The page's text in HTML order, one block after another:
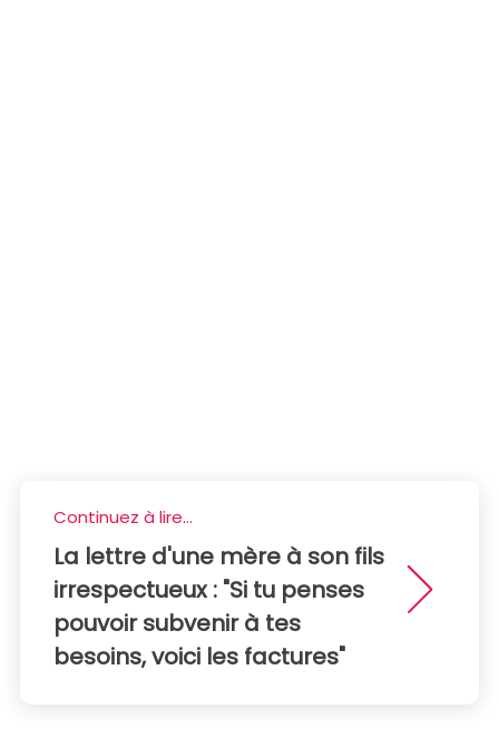
Continuez à lire...
La lettre d'une mère à son fils
irrespectueux : "Si tu penses
pouvoir subvenir à tes
besoins, voici les factures"